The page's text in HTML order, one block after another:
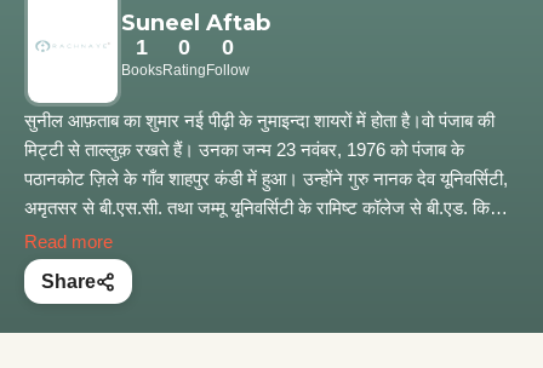
Suneel Aftab
1
Books
0
Rating
0
Follow
सुनील आफ़ताब का शुमार नई पीढ़ी के नुमाइन्दा शायरों में होता है।वो पंजाब की
मिट्टी से ताल्लुक़ रखते हैं। उनका जन्म 23 नवंबर, 1976 को पंजाब के
पठानकोट ज़िले के गाँव शाहपुर कंडी में हुआ। उन्होंने गुरु नानक देव यूनिवर्सिटी,
अमृतसर से बी.एस.सी. तथा जम्मू यूनिवर्सिटी के रामिष्ट कॉलेज से बी.एड. किया।
कुछ समय तक अध्यापन करने के बाद वो अपना व्यवसाय करने लगे।
Read more
Share